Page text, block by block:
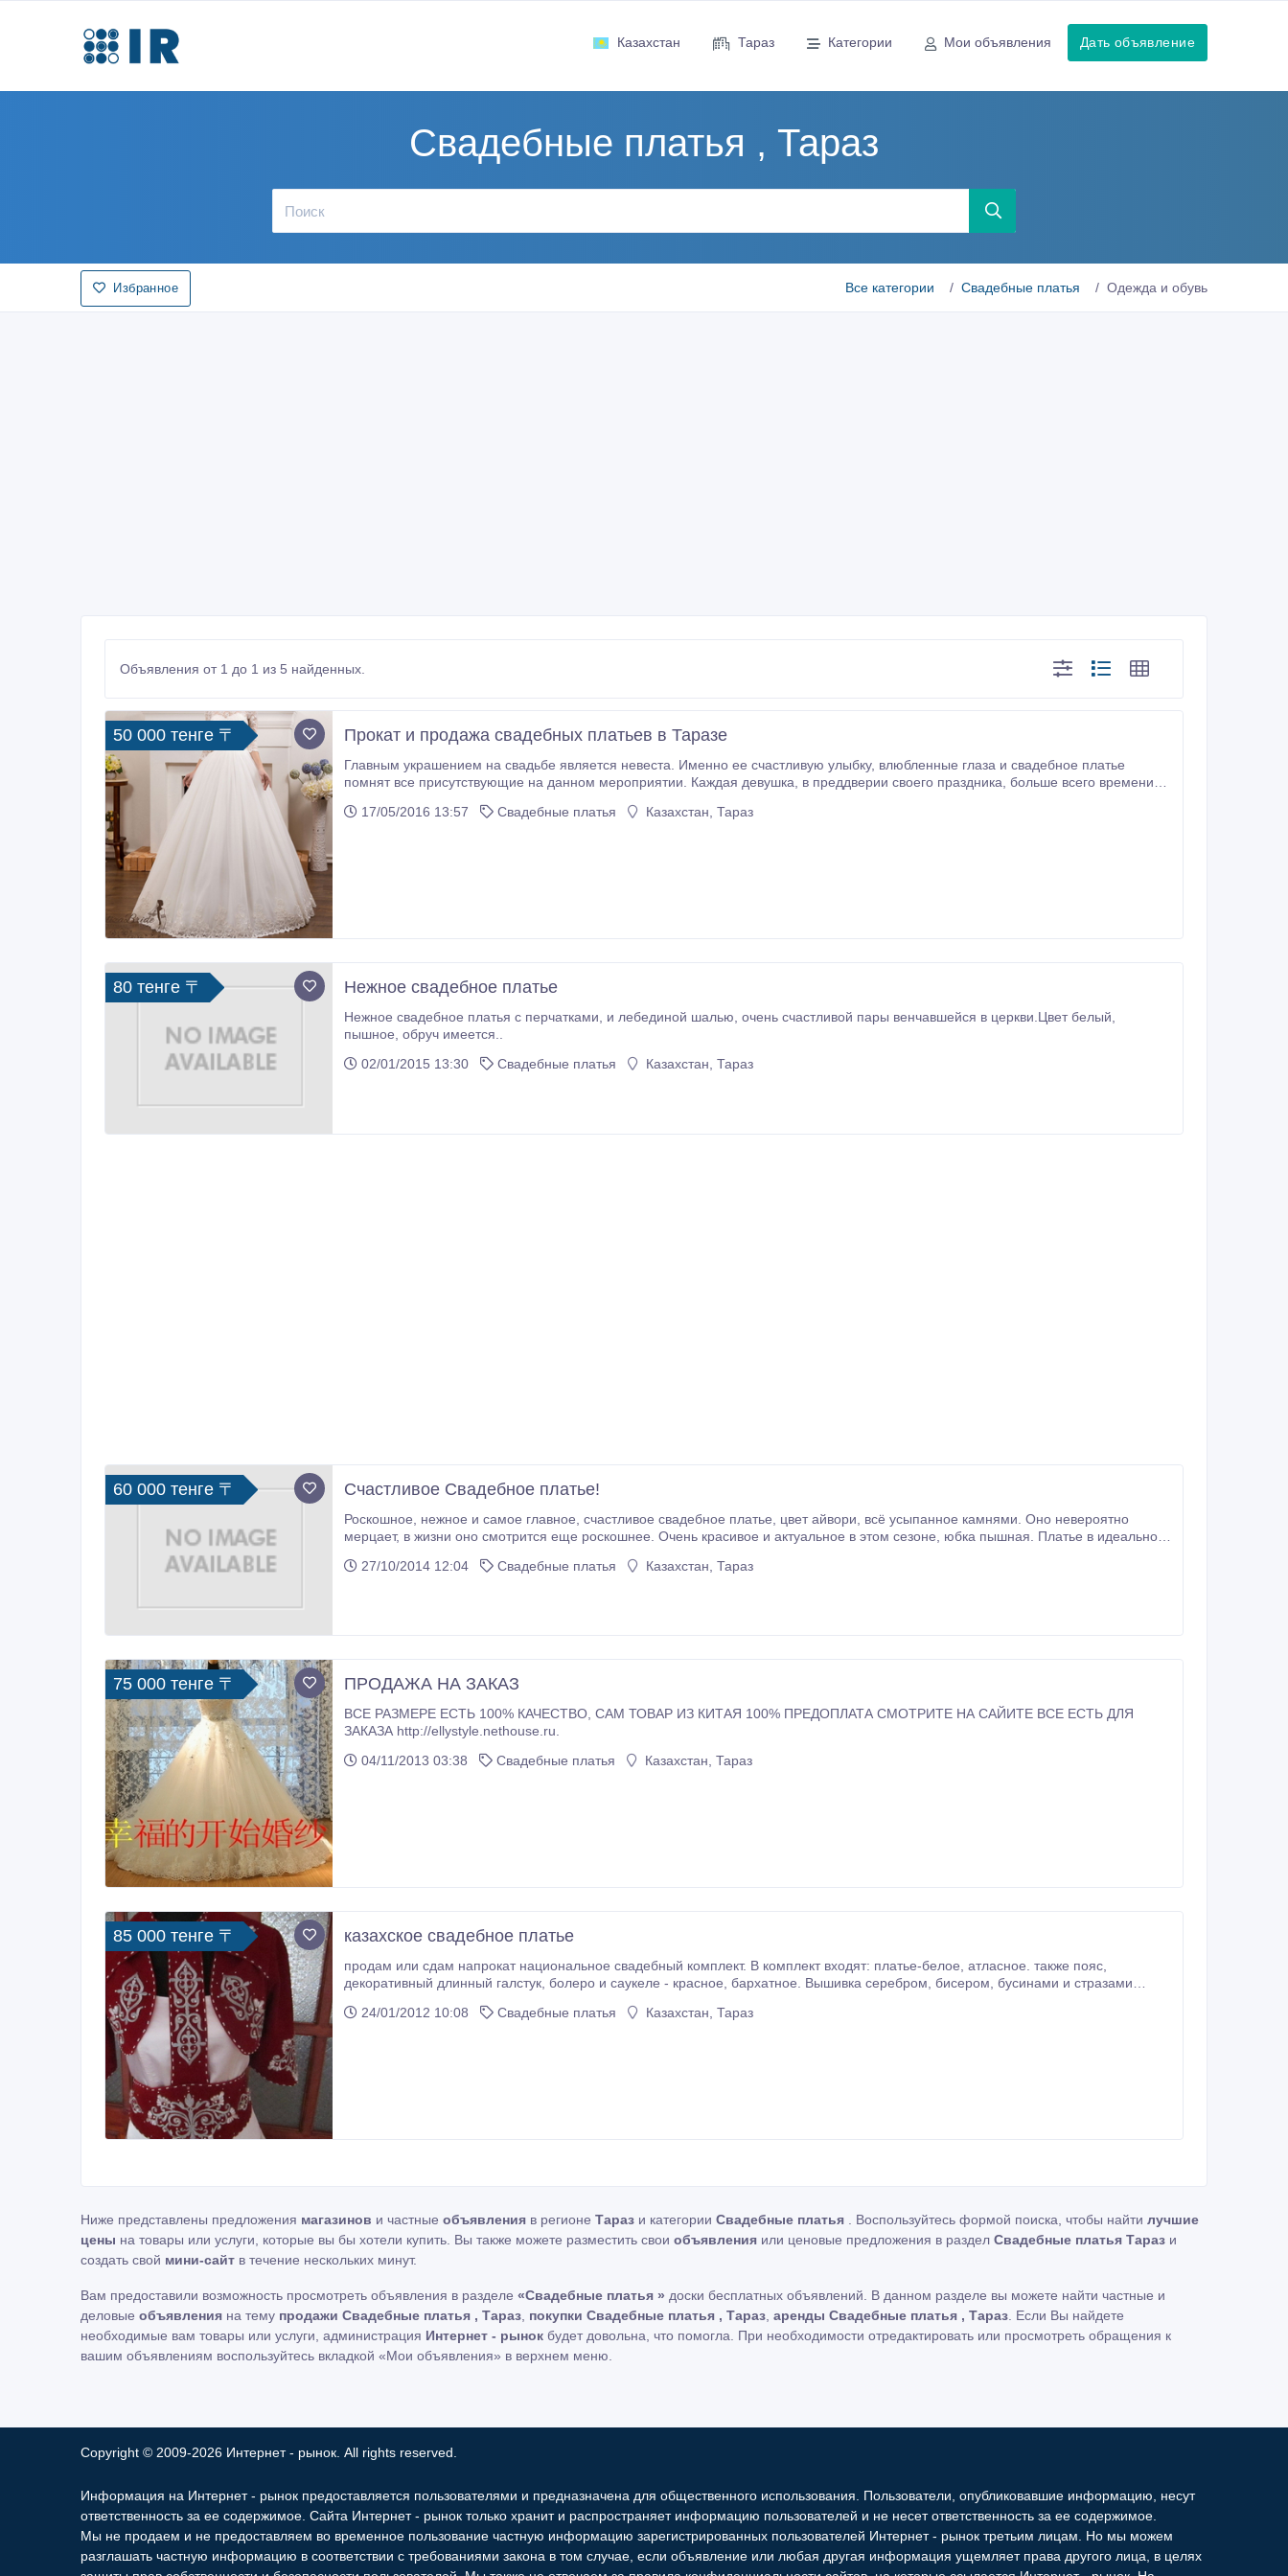
Казахстан Тараз Категории Мои объявления Дать объявление
Свадебные платья , Тараз
Избранное Все категории Свадебные платья Одежда и обувь
Объявления от 1 до 1 из 5 найденных.
50 000 тенге 〒 Прокат и продажа свадебных платьев в Таразе
Главным украшением на свадьбе является невеста. Именно ее счастливую улыбку, влюбленные глаза и свадебное платье
помнят все присутствующие на данном мероприятии. Каждая девушка, в преддверии своего праздника, больше всего времени
17/05/2016 13:57
Свадебные платья Казахстан, Тараз
80 тенге 〒 Нежное свадебное платье
Нежное свадебное платья с перчатками, и лебединой шалью, очень счастливой пары венчавшейся в церкви.Цвет белый,
пышное, обруч имеется..
02/01/2015 13:30
Свадебные платья Казахстан, Тараз
60 000 тенге 〒 Счастливое Свадебное платье!
Роскошное, нежное и самое главное, счастливое свадебное платье, цвет айвори, всё усыпанное камнями. Оно невероятно
мерцает, в жизни оно смотрится еще роскошнее. Очень красивое и актуальное в этом сезоне, юбка пышная. Платье в идеальном
27/10/2014 12:04
Свадебные платья Казахстан, Тараз
75 000 тенге 〒 ПРОДАЖА НА ЗАКАЗ
ВСЕ РАЗМЕРЕ ЕСТЬ 100% КАЧЕСТВО, САМ ТОВАР ИЗ КИТАЯ 100% ПРЕДОПЛАТА СМОТРИТЕ НА САЙИТЕ ВСЕ ЕСТЬ ДЛЯ
ЗАКАЗА http://ellystyle.nethouse.ru.
04/11/2013 03:38
Свадебные платья Казахстан, Тараз
85 000 тенге 〒 казахское свадебное платье
продам или сдам напрокат национальное свадебный комплект. В комплект входят: платье-белое, атласное. также пояс,
декоративный длинный галстук, болеро и саукеле - красное, бархатное. Вышивка серебром, бисером, бусинами и стразами
24/01/2012 10:08
Свадебные платья Казахстан, Тараз
Ниже представлены предложения магазинов и частные объявления в регионе Тараз и категории Свадебные платья . Воспользуйтесь формой поиска, чтобы найти лучшие
цены на товары или услуги, которые вы бы хотели купить. Вы также можете разместить свои объявления или ценовые предложения в раздел Свадебные платья Тараз и
создать свой мини-сайт в течение нескольких минут.
Вам предоставили возможность просмотреть объявления в разделе «Свадебные платья » доски бесплатных объявлений. В данном разделе вы можете найти частные и
деловые объявления на тему продажи Свадебные платья , Тараз покупки Свадебные платья , Тараз аренды Свадебные платья , Тараз . Если Вы найдете
необходимые вам товары или услуги, администрация Интернет - рынок будет довольна, что помогла. При необходимости отредактировать или просмотреть обращения к
вашим объявлениям воспользуйтесь вкладкой «Мои объявления» в верхнем меню.
Copyright © 2009-2026 Интернет - рынок. All rights reserved.
Информация на Интернет - рынок предоставляется пользователями и предназначена для общественного использования. Пользователи, опубликовавшие информацию, несут
ответственность за ее содержимое. Сайта Интернет - рынок только хранит и распространяет информацию пользователей и не несет ответственность за ее содержимое.
Мы не продаем и не предоставляем во временное пользование частную информацию зарегистрированных пользователей Интернет - рынок третьим лицам. Но мы можем
разглашать частную информацию в соответствии с требованиями закона в том случае, если объявление или любая другая информация ущемляет права другого лица, в целях